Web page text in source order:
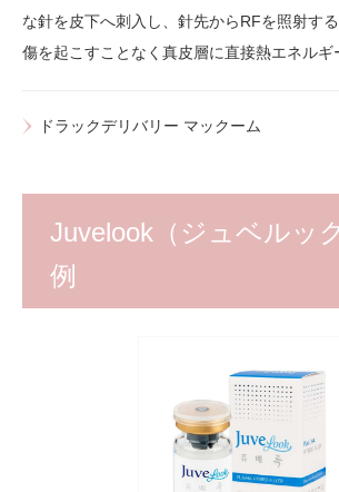
な針を皮下へ刺入し、針先からRFを照射す
傷を起こすことなく真皮層に直接熱エネルギ
ドラックデリバリー マックーム
Juvelook（ジュベル
例